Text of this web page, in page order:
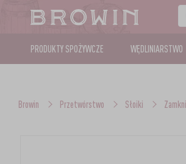
PRODUKTY SPOŻYWCZE WĘDLINIARSTWO
Browin Przetwórstwo Słoiki